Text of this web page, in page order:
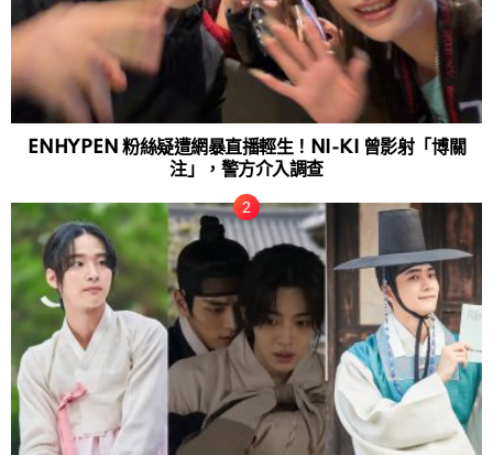
ENHYPEN 粉絲疑遭網暴直播輕生！NI-KI 曾影射「博關
注」，警方介入調查